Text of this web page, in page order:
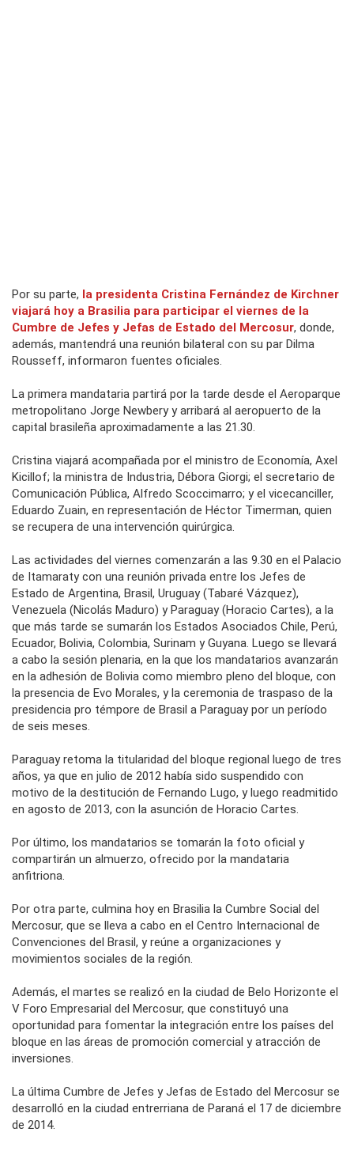
Por su parte, la presidenta Cristina Fernández de Kirchner
viajará hoy a Brasilia para participar el viernes de la
Cumbre de Jefes y Jefas de Estado del Mercosur, donde,
además, mantendrá una reunión bilateral con su par Dilma
Rousseff, informaron fuentes oficiales.
La primera mandataria partirá por la tarde desde el Aeroparque
metropolitano Jorge Newbery y arribará al aeropuerto de la
capital brasileña aproximadamente a las 21.30.
Cristina viajará acompañada por el ministro de Economía, Axel
Kicillof; la ministra de Industria, Débora Giorgi; el secretario de
Comunicación Pública, Alfredo Scoccimarro; y el vicecanciller,
Eduardo Zuain, en representación de Héctor Timerman, quien
se recupera de una intervención quirúrgica.
Las actividades del viernes comenzarán a las 9.30 en el Palacio
de Itamaraty con una reunión privada entre los Jefes de
Estado de Argentina, Brasil, Uruguay (Tabaré Vázquez),
Venezuela (Nicolás Maduro) y Paraguay (Horacio Cartes), a la
que más tarde se sumarán los Estados Asociados Chile, Perú,
Ecuador, Bolivia, Colombia, Surinam y Guyana. Luego se llevará
a cabo la sesión plenaria, en la que los mandatarios avanzarán
en la adhesión de Bolivia como miembro pleno del bloque, con
la presencia de Evo Morales, y la ceremonia de traspaso de la
presidencia pro témpore de Brasil a Paraguay por un período
de seis meses.
Paraguay retoma la titularidad del bloque regional luego de tres
años, ya que en julio de 2012 había sido suspendido con
motivo de la destitución de Fernando Lugo, y luego readmitido
en agosto de 2013, con la asunción de Horacio Cartes.
Por último, los mandatarios se tomarán la foto oficial y
compartirán un almuerzo, ofrecido por la mandataria
anfitriona.
Por otra parte, culmina hoy en Brasilia la Cumbre Social del
Mercosur, que se lleva a cabo en el Centro Internacional de
Convenciones del Brasil, y reúne a organizaciones y
movimientos sociales de la región.
Además, el martes se realizó en la ciudad de Belo Horizonte el
V Foro Empresarial del Mercosur, que constituyó una
oportunidad para fomentar la integración entre los países del
bloque en las áreas de promoción comercial y atracción de
inversiones.
La última Cumbre de Jefes y Jefas de Estado del Mercosur se
desarrolló en la ciudad entrerriana de Paraná el 17 de diciembre
de 2014.